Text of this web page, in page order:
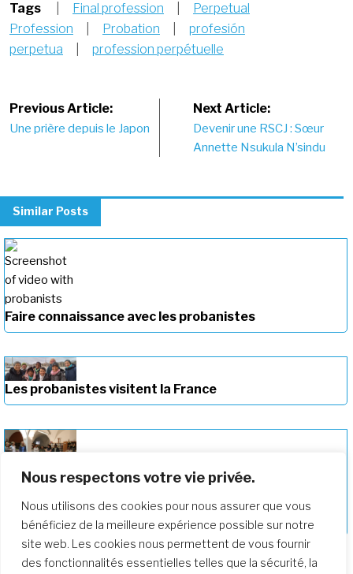
Nous respectons votre vie privée.
Nous utilisons des cookies pour nous assurer que vous
bénéficiez de la meilleure expérience possible sur notre
site web. Les cookies nous permettent de vous fournir
des fonctionnalités essentielles telles que la sécurité, la
Tags Final profession
Perpetual
Profession
Probation
profesión
perpetua
profession perpétuelle
Post
navigation
Previous Article:
Une prière depuis le Japon
Next Article:
Devenir une RSCJ : Sœur
Annette Nsukula N’sindu
Similar Posts
Faire connaissance avec les probanistes
Les probanistes visitent la France
La communauté de la probation célèbre
la Journée de la Fondation à la Maison
Mère